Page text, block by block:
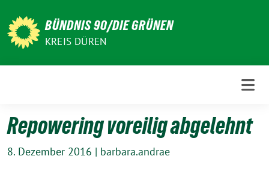
zum
Inhalt
BÜNDNIS 90/DIE GRÜNEN
KREIS DÜREN
Repowering voreilig abgelehnt
8. Dezember 2016 | barbara.andrae